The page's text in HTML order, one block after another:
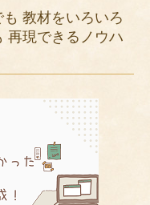
教材をいろいろ
再現できるノウハ